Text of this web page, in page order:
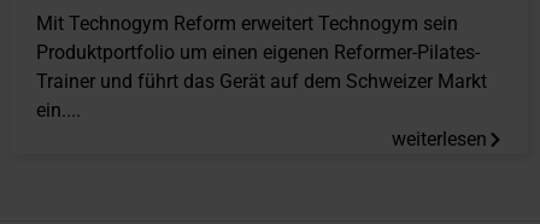
Mit Technogym Reform erweitert Technogym sein
Produktportfolio um einen eigenen Reformer-Pilates-
Trainer und führt das Gerät auf dem Schweizer Markt
ein....
weiterlesen